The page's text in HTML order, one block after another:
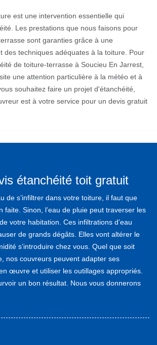
est une intervention essentielle qui
Les prestations que nous faisons pour
sont garanties grâce à une
des techniques adéquates à la toiture. Pour
de toiture-terrasse à Soucieu En Jarrest,
une attention particulière à la météo et à
souhaitez faire un projet d'étanchéité,
est à votre service pour un devis gratuit
étanchéité toit gratuit
de s’infiltrer dans votre toiture, il faut que
faite. Sinon, l’eau de pluie peut traverser les
votre habitation. Ces infiltrations d’eau
de grands dégâts. Elles vont altérer le
s’introduire chez vous. Quel que soit
nos couvreurs peuvent adapter ses
œuvre et utiliser les outillages appropriés.
un bon résultat. Nous vous donnerons